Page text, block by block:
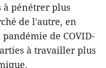
à pénétrer plus
de l'autre, en
de COVID-
à travailler plus